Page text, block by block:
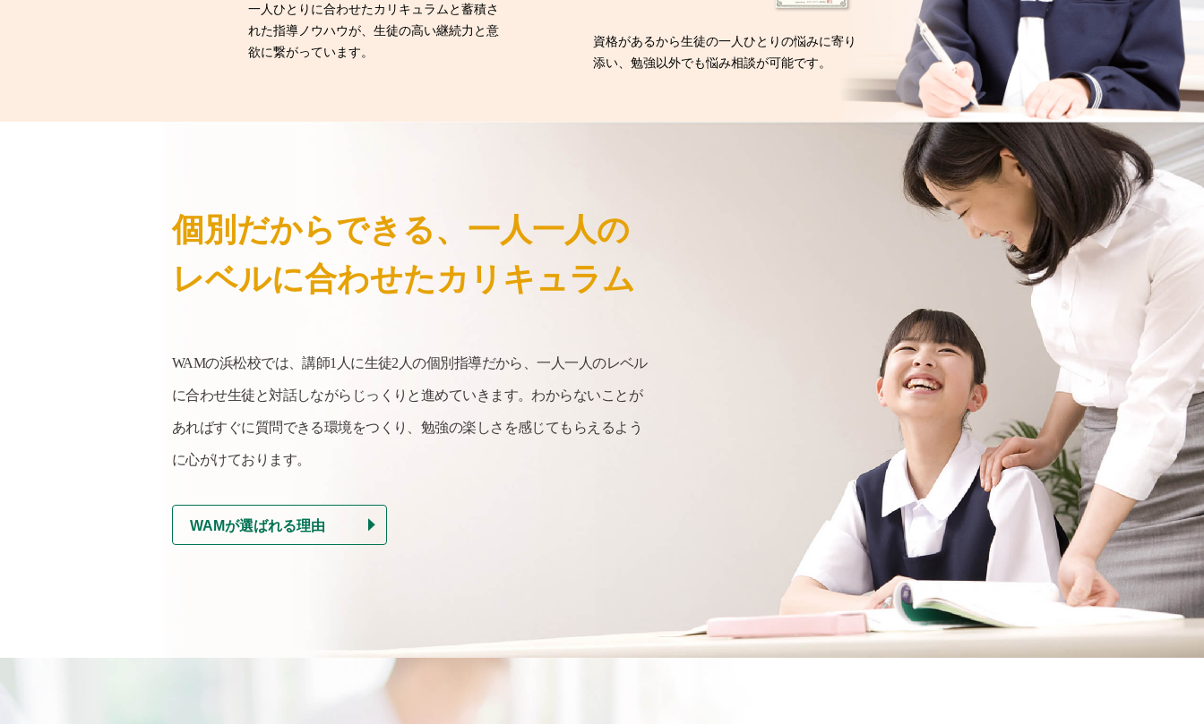
一人ひとりに合わせたカリキュラムと蓄積さ
れた指導ノウハウが、生徒の高い継続力と意
欲に繋がっています。
資格があるから生徒の一人ひとりの悩みに寄り
添い、勉強以外でも悩み相談が可能です。
個別だからできる、 一人一人の
レベルに合わせたカリキュラム
WAMの浜松校では、講師1人に生徒2人の個別指導だから、一人一人のレベル
に合わせ生徒と対話しながらじっくりと進めていきます。わからないことが
あればすぐに質問できる環境をつくり、勉強の楽しさを感じてもらえるよう
に心がけております。
WAMが選ばれる理由